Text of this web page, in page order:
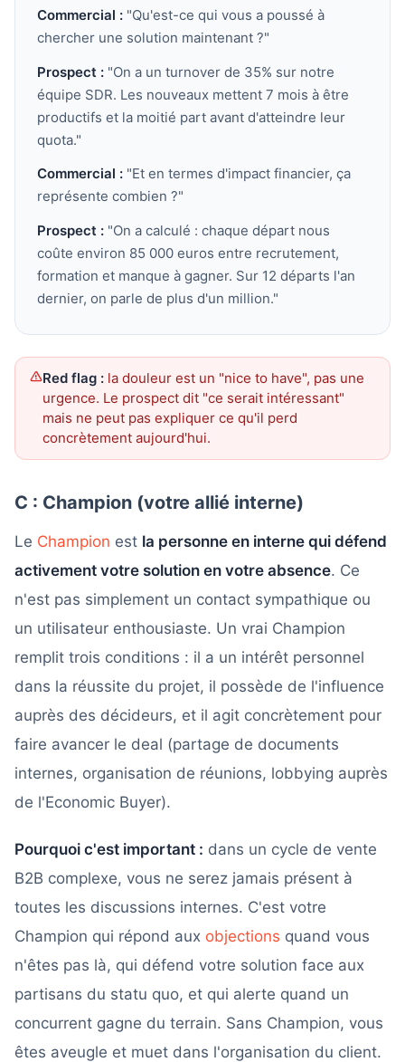
Commercial : "Qu'est-ce qui vous a poussé à
chercher une solution maintenant ?"
Prospect : "On a un turnover de 35% sur notre
équipe SDR. Les nouveaux mettent 7 mois à être
productifs et la moitié part avant d'atteindre leur
quota."
Commercial : "Et en termes d'impact financier, ça
représente combien ?"
Prospect : "On a calculé : chaque départ nous
coûte environ 85 000 euros entre recrutement,
formation et manque à gagner. Sur 12 départs l'an
dernier, on parle de plus d'un million."
Red flag : la douleur est un "nice to have", pas une
urgence. Le prospect dit "ce serait intéressant"
mais ne peut pas expliquer ce qu'il perd
concrètement aujourd'hui.
C : Champion (votre allié interne)
Le Champion est la personne en interne qui défend
activement votre solution en votre absence. Ce
n'est pas simplement un contact sympathique ou
un utilisateur enthousiaste. Un vrai Champion
remplit trois conditions : il a un intérêt personnel
dans la réussite du projet, il possède de l'influence
auprès des décideurs, et il agit concrètement pour
faire avancer le deal (partage de documents
internes, organisation de réunions, lobbying auprès
de l'Economic Buyer).
Pourquoi c'est important : dans un cycle de vente
B2B complexe, vous ne serez jamais présent à
toutes les discussions internes. C'est votre
Champion qui répond aux objections quand vous
n'êtes pas là, qui défend votre solution face aux
partisans du statu quo, et qui alerte quand un
concurrent gagne du terrain. Sans Champion, vous
êtes aveugle et muet dans l'organisation du client.